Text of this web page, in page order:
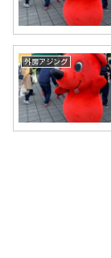
外房アジング